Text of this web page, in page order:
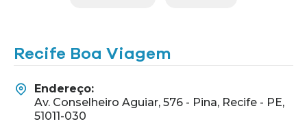
Recife Boa Viagem
Endereço:
Av. Conselheiro Aguiar, 576 - Pina, Recife - PE,
51011-030